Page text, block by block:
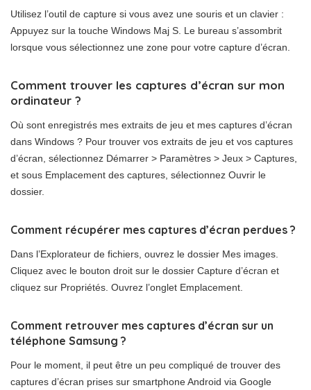
Utilisez l’outil de capture si vous avez une souris et un clavier :
Appuyez sur la touche Windows Maj S. Le bureau s’assombrit
lorsque vous sélectionnez une zone pour votre capture d’écran.
Comment trouver les captures d’écran sur mon
ordinateur ?
Où sont enregistrés mes extraits de jeu et mes captures d’écran
dans Windows ? Pour trouver vos extraits de jeu et vos captures
d’écran, sélectionnez Démarrer > Paramètres > Jeux > Captures,
et sous Emplacement des captures, sélectionnez Ouvrir le
dossier.
Comment récupérer mes captures d’écran perdues ?
Dans l’Explorateur de fichiers, ouvrez le dossier Mes images.
Cliquez avec le bouton droit sur le dossier Capture d’écran et
cliquez sur Propriétés. Ouvrez l’onglet Emplacement.
Comment retrouver mes captures d’écran sur un
téléphone Samsung ?
Pour le moment, il peut être un peu compliqué de trouver des
captures d’écran prises sur smartphone Android via Google